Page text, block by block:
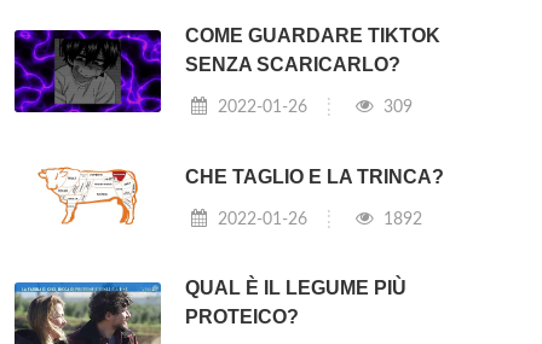
COME GUARDARE TIKTOK
SENZA SCARICARLO?
2022-01-26 309
CHE TAGLIO E LA TRINCA?
2022-01-26 1892
QUAL È IL LEGUME PIÙ
PROTEICO?